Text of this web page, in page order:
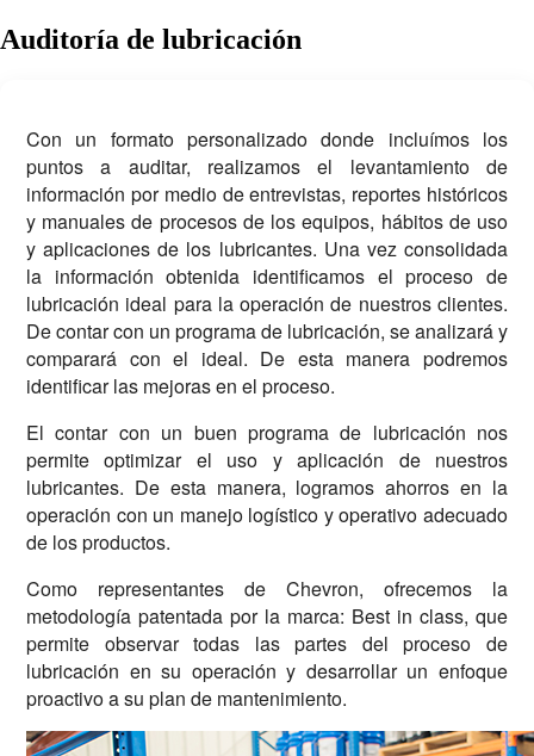
Auditoría de lubricación
Con un formato personalizado donde incluímos los
puntos a auditar, realizamos el levantamiento de
información por medio de entrevistas, reportes históricos
y manuales de procesos de los equipos, hábitos de uso
y aplicaciones de los lubricantes. Una vez consolidada
la información obtenida identificamos el proceso de
lubricación ideal para la operación de nuestros clientes.
De contar con un programa de lubricación, se analizará y
comparará con el ideal. De esta manera podremos
identificar las mejoras en el proceso.
El contar con un buen programa de lubricación nos
permite optimizar el uso y aplicación de nuestros
lubricantes. De esta manera, logramos ahorros en la
operación con un manejo logístico y operativo adecuado
de los productos.
Como representantes de Chevron, ofrecemos la
metodología patentada por la marca: Best in class, que
permite observar todas las partes del proceso de
lubricación en su operación y desarrollar un enfoque
proactivo a su plan de mantenimiento.